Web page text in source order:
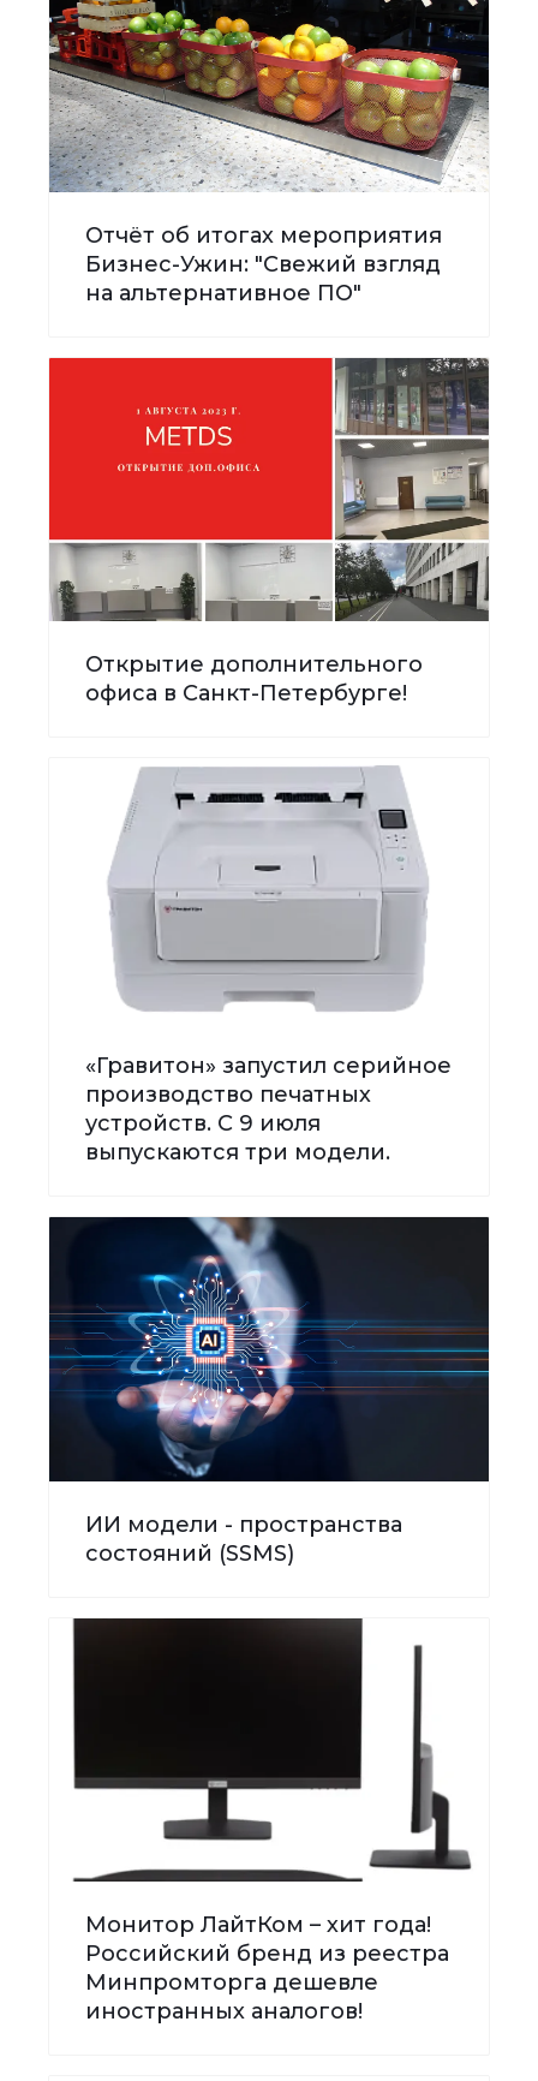
Отчёт об итогах мероприятия
Бизнес-Ужин: "Свежий взгляд
на альтернативное ПО"
Открытие дополнительного
офиса в Санкт-Петербурге!
«Гравитон» запустил серийное
производство печатных
устройств. С 9 июля
выпускаются три модели.
ИИ модели - пространства
состояний (SSMS)
Монитор ЛайтКом – хит года!
Российский бренд из реестра
Минпромторга дешевле
иностранных аналогов!